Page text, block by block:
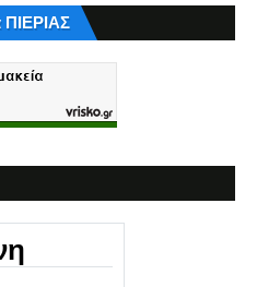
ΠΙΕΡΙΑΣ